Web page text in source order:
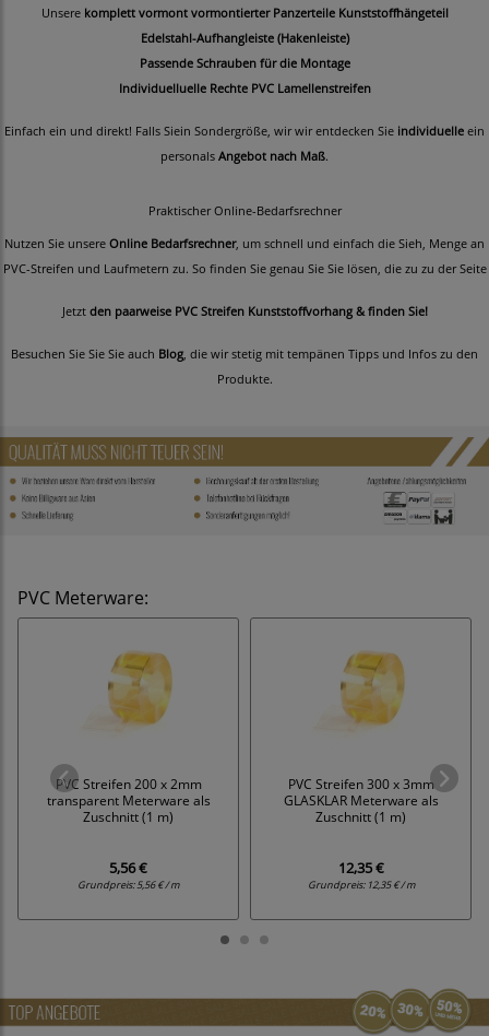
Unsere komplett vormont vormontierter Panzerteile Kunststoffhängeteil
Edelstahl-Aufhangleiste (Hakenleiste)
Passende Schrauben für die Montage
Individuelluelle Rechte PVC Lamellenstreifen
Einfach ein und direkt! Falls Siein Sondergröße, wir wir entdecken Sie individuelle ein
personals Angebot nach Maß.
Praktischer Online-Bedarfsrechner
Nutzen Sie unsere Online Bedarfsrechner, um schnell und einfach die Sieh, Menge an
PVC-Streifen und Laufmetern zu. So finden Sie genau Sie Sie lösen, die zu zu der Seite
Jetzt den paarweise PVC Streifen Kunststoffvorhang & finden Sie!
Besuchen Sie Sie Sie auch Blog , die wir stetig mit tempänen Tipps und Infos zu den
Produkte.
PVC Meterware:
PVC Streifen 200 x 2mm
transparent Meterware als
Zuschnitt (1 m)
5,56 €
Grundpreis:5,56 € / m
PVC Streifen 300 x 3mm
GLASKLAR Meterware als
Zuschnitt (1 m)
12,35 €
Grundpreis: 12,35 € / m